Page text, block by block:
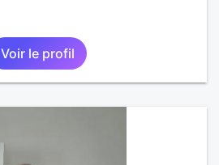
Voir le profil